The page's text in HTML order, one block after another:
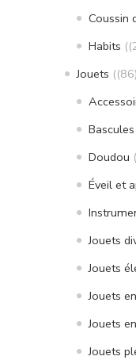
Coussin
Habits
Jouets (86)
Doudou
Éveil et
Jouets
Jouets
Jouets
Jouets
Jouets